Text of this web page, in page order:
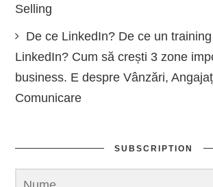
Selling
De ce LinkedIn? De ce un
LinkedIn? Cum să crești 3 zone
business. E despre Vânzări,
Comunicare
SUBSCRIPTION